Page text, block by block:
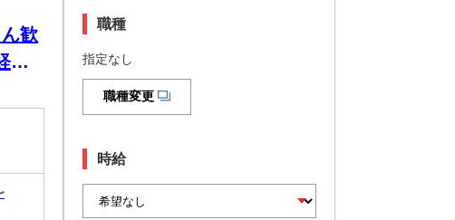
歓
験
職種
指定なし
職種変更
時給